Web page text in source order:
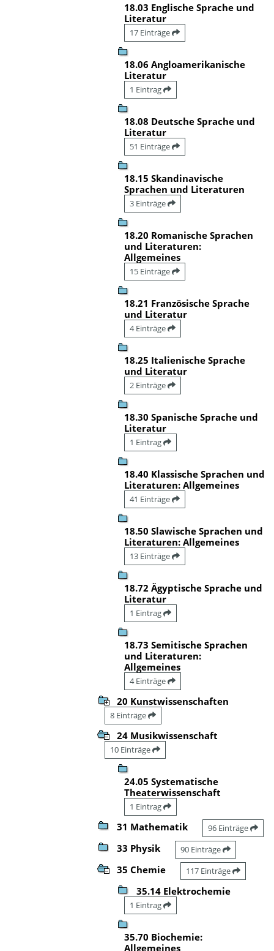
18.03 Englische Sprache und
Literatur
17 Einträge
18.06 Angloamerikanische
Literatur
1 Eintrag
18.08 Deutsche Sprache und
Literatur
51 Einträge
18.15 Skandinavische
Sprachen und Literaturen
3 Einträge
18.20 Romanische Sprachen
und Literaturen:
Allgemeines
15 Einträge
18.21 Französische Sprache
und Literatur
4 Einträge
18.25 Italienische Sprache
und Literatur
2 Einträge
18.30 Spanische Sprache und
Literatur
1 Eintrag
18.40 Klassische Sprachen und
Literaturen: Allgemeines
41 Einträge
18.50 Slawische Sprachen und
Literaturen: Allgemeines
13 Einträge
18.72 Ägyptische Sprache und
Literatur
1 Eintrag
18.73 Semitische Sprachen
und Literaturen:
Allgemeines
4 Einträge
20 Kunstwissenschaften
8 Einträge
24 Musikwissenschaft
10 Einträge
24.05 Systematische
Theaterwissenschaft
1 Eintrag
31 Mathematik 96 Einträge
33 Physik 90 Einträge
35 Chemie 117 Einträge
35.14 Elektrochemie
1 Eintrag
35.70 Biochemie:
Allgemeines